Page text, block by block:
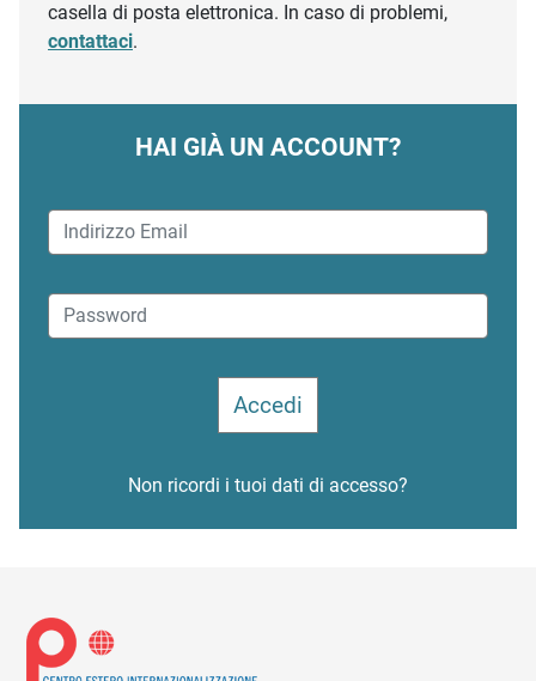
casella di posta elettronica. In caso di problemi,
contattaci.
HAI GIÀ UN ACCOUNT?
Non ricordi i tuoi dati di accesso?